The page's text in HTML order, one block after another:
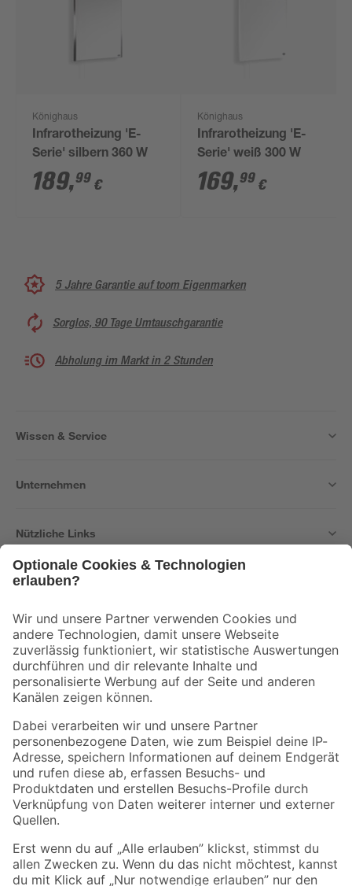
Könighaus
Infrarotheizung 'E-
Serie' silbern 360 W
189,99 €
Könighaus
Infrarotheizung 'E-
Serie' weiß 300 W
169,99 €
5 Jahre Garantie auf toom Eigenmarken
Sorglos, 90 Tage Umtauschgarantie
Abholung im Markt in 2 Stunden
Wissen & Service
Unternehmen
Nützliche Links
Der toom Newsletter: Keine Angebote und Aktionen mehr verpassen!
Zur Newsletter Anmeldung
Folge uns
Zahlungsarten Versandarten
Sicher einkaufen